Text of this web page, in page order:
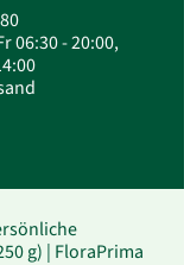
06:30 - 20:00,
g) | FloraPrima